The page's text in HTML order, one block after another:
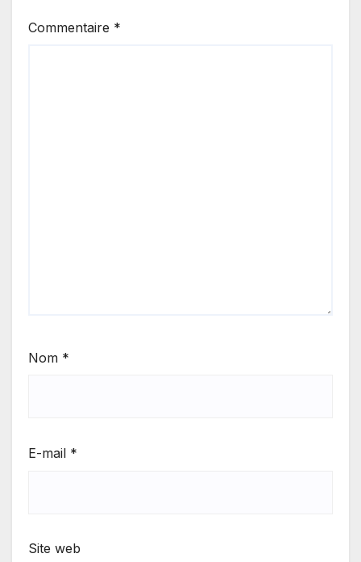
Commentaire *
Nom *
E-mail *
Site web